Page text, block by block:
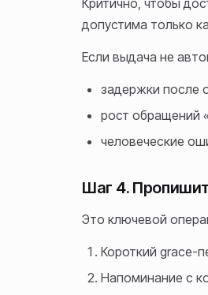
Критично, чтобы
допустима только
Если выдача не
задержки после
рост обращений
человеческие
Шаг 4.
Это ключевой
Короткий grace-
Напоминание с